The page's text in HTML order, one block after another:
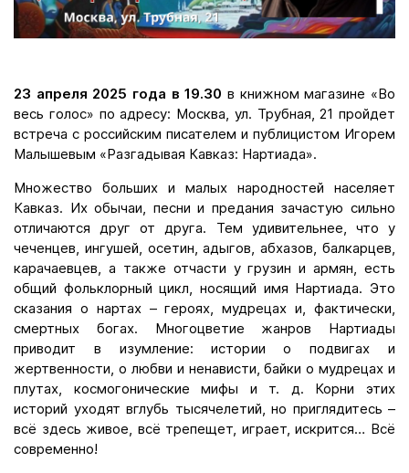
23 апреля 2025 года в 19.30 в книжном магазине «Во
весь голос» по адресу: Москва, ул. Трубная, 21 пройдет
встреча с российским писателем и публицистом Игорем
Малышевым «Разгадывая Кавказ: Нартиада».
Множество больших и малых народностей населяет
Кавказ. Их обычаи, песни и предания зачастую сильно
отличаются друг от друга. Тем удивительнее, что у
чеченцев, ингушей, осетин, адыгов, абхазов, балкарцев,
карачаевцев, а также отчасти у грузин и армян, есть
общий фольклорный цикл, носящий имя Нартиада. Это
сказания о нартах – героях, мудрецах и, фактически,
смертных богах. Многоцветие жанров Нартиады
приводит в изумление: истории о подвигах и
жертвенности, о любви и ненависти, байки о мудрецах и
плутах, космогонические мифы и т. д. Корни этих
историй уходят вглубь тысячелетий, но приглядитесь –
всё здесь живое, всё трепещет, играет, искрится… Всё
современно!